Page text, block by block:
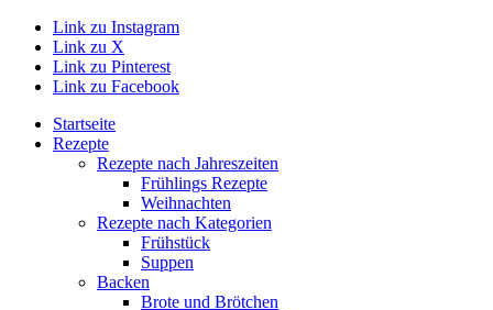
Link zu Instagram
Link zu X
Link zu Pinterest
Link zu Facebook
Startseite
Rezepte
Rezepte nach Jahreszeiten
Frühlings Rezepte
Weihnachten
Rezepte nach Kategorien
Frühstück
Suppen
Backen
Brote und Brötchen